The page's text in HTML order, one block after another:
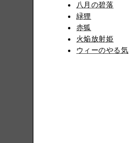
八月の碧落
緑狸
赤狐
火焔放射姫
ウィーのやる気